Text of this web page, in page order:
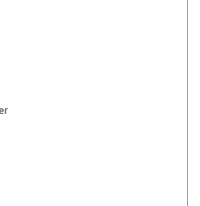
wismar.de